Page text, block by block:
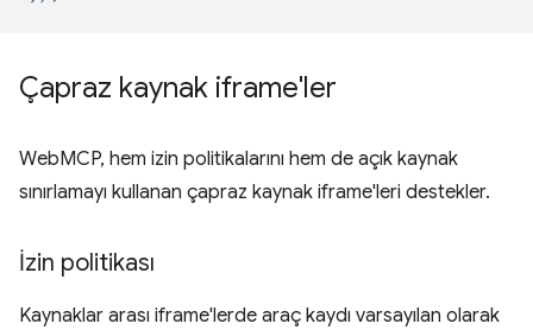
Çapraz kaynak iframe'ler
WebMCP, hem izin politikalarını hem de açık kaynak
sınırlamayı kullanan çapraz kaynak iframe'leri destekler.
İzin politikası
Kaynaklar arası iframe'lerde araç kaydı varsayılan olarak